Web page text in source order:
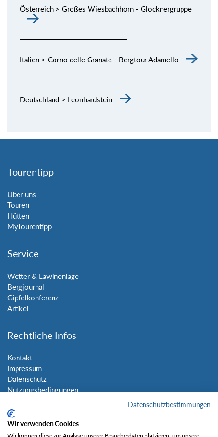
Österreich > Großes Wiesbachhorn - Glocknergruppe
Italien > Corno delle Granate - Bergtour Adamello
Deutschland > Leonhardstein
Tourentipp
Über uns
Touren
Hütten
MyTourentipp
Service
Wetter & Lawinenlage
Bergjournal
Gipfelkonferenz
Artikel
Rechtliche Infos
Kontakt
Impressum
Datenschutz
Nutzungsbedingungen
Social Media
Datenschutzbestimmungen
Wir verwenden Cookies
Wir können diese zur Analyse unserer Besucherdaten platzieren, um unsere